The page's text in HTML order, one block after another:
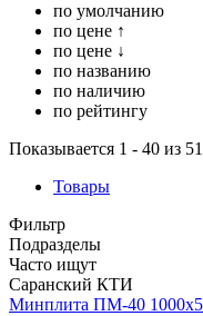
по умолчанию
по цене ↑
по цене ↓
по названию
по наличию
по рейтингу
Показывается 1 - 40 из 51
Товары
Фильтр
Подразделы
Часто ищут
Саранский КТИ
Минплита ПМ-40